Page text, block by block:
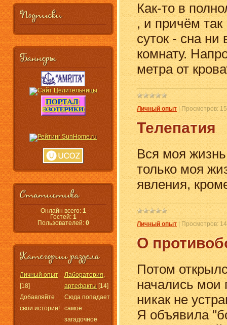
Как-то в
, и причём так
суток - сна ни
комнату.
метра от
Личный опыт|Просмотров:
Телепатия
Вся моя
только моя
явления,
Личный опыт|Просмотров:
О
Потом
начались мои
никак не
Я объявила
Подписки
Баннеры
Статистика
Онлайн всего: 1
Гостей: 1
Пользователей: 0
Категории раздела
Личный опыт
[18]
Добавляйте
свои истории!
Лаборатория,
артефакты [14]
Сюда попадает
самое
загадочное